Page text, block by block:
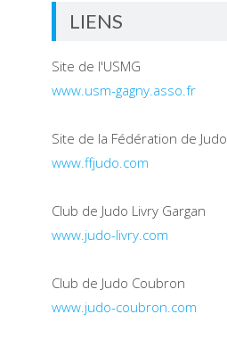
LIENS
Site de l'USMG
www.usm-gagny.asso.fr
Site de la Fédération de Judo
www.ffjudo.com
Club de Judo Livry Gargan
www.judo-livry.com
Club de Judo Coubron
www.judo-coubron.com